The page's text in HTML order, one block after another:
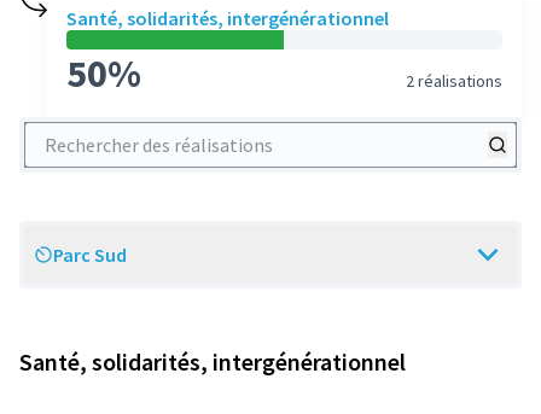
Santé, solidarités, intergénérationnel
50% 2 réalisations
Rechercher des réalisations
Scope
Parc Sud
Santé, solidarités, intergénérationnel